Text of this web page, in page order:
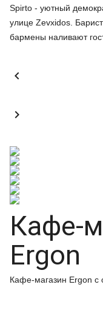
Spirto - уютный
улице Zevxidos.
бармены наливают


Кафе-
Ergon
Кафе-магазин Ergon с